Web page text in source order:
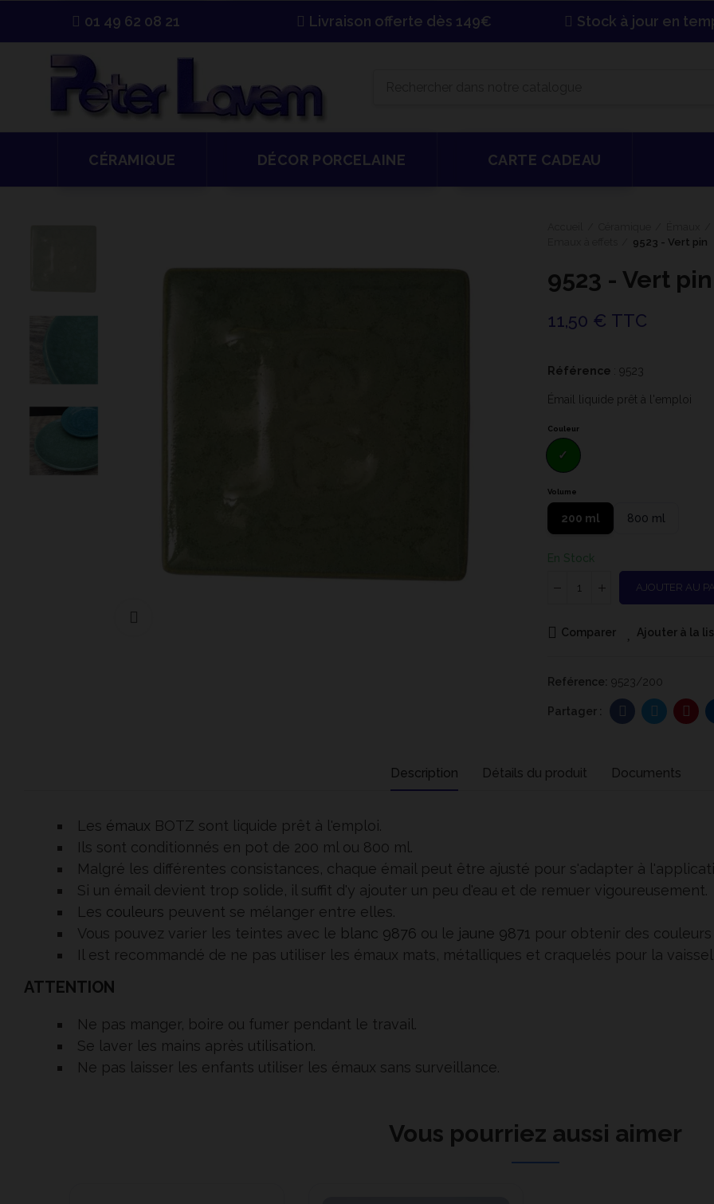
01 49 62 08 21 Livraison offerte dès 149€ Stock à jour en
CÉRAMIQUE DÉCOR PORCELAINE CARTE CADEAU
9523 - Vert pin
9523 - Vert pin
11,50 € TTC
Référence : 9523
Émail liquide prêt à l'emploi
Couleur
Volume
200 ml 800 ml
En Stock
AJOUTER AU
Comparer Ajouter à la
Reférence: 9523/200
Description Détails du produit Documents
Les émaux BOTZ sont liquide prêt à l'emploi.
Ils sont conditionnés en pot de 200 ml ou 800 ml.
Malgré les différentes consistances, chaque émail peut être ajusté pour s'adapter à
Si un émail devient trop solide, il suffit d'y ajouter un peu d'eau et de remuer vigoureusement.
Les couleurs peuvent se mélanger entre elles.
Vous pouvez varier les teintes avec le blanc 9876 ou le jaune 9871 pour obtenir des
Il est recommandé de ne pas utiliser les émaux mats, métalliques et craquelés pour la
ATTENTION
Ne pas manger, boire ou fumer pendant le travail.
Se laver les mains après utilisation.
Ne pas laisser les enfants utiliser les émaux sans surveillance.
Vous pourriez aussi aimer